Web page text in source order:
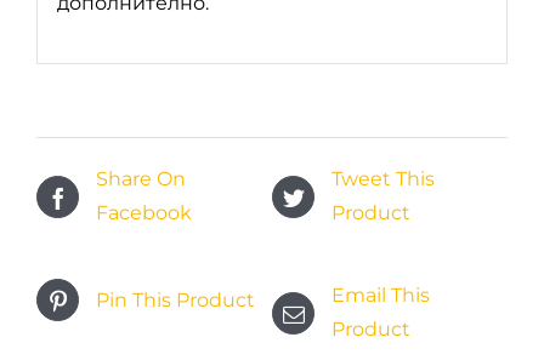
Share On
Facebook
Tweet This
Product
Pin This Product
Email This
Product